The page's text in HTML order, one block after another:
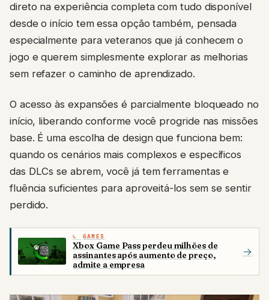
direto na experiência completa com tudo disponível
desde o início tem essa opção também, pensada
especialmente para veteranos que já conhecem o
jogo e querem simplesmente explorar as melhorias
sem refazer o caminho de aprendizado.
O acesso às expansões é parcialmente bloqueado no
início, liberando conforme você progride nas missões
base. É uma escolha de design que funciona bem:
quando os cenários mais complexos e específicos
das DLCs se abrem, você já tem ferramentas e
fluência suficientes para aproveitá-los sem se sentir
perdido.
GAMES
Xbox Game Pass perdeu milhões de
assinantes após aumento de preço,
admite a empresa
→